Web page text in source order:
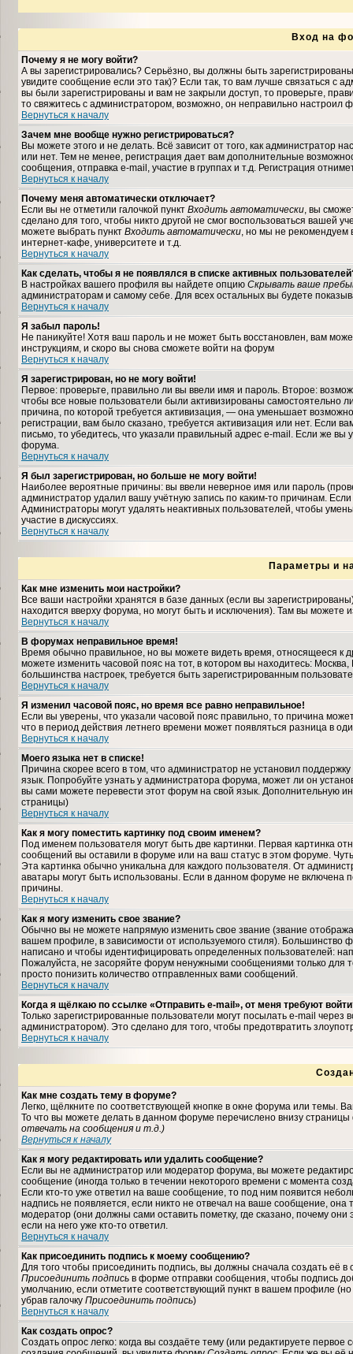
Вход на
Почему я не могу войти?
А вы зарегистрировались? Серьёзно, вы должны быть
увидите сообщение если это так)? Если так, то вам лучше связаться с
вы были зарегистрированы и вам не закрыли доступ, то проверьте,
то свяжитесь с администратором, возможно, он неправильно настроил
Вернуться к началу
Зачем мне вообще нужно регистрироваться?
Вы можете этого и не делать. Всё зависит от того, как
или нет. Тем не менее, регистрация дает вам дополнительные
сообщения, отправка e-mail, участие в группах и т.д. Регистрация
Вернуться к началу
Почему меня автоматически отключает?
Если вы не отметили галочкой пункт Входить автоматически, вы
сделано для того, чтобы никто другой не смог воспользоваться вашей
можете выбрать пункт Входить автоматически, но мы не рекомендуем
интернет-кафе, университете и т.д.
Вернуться к началу
Как сделать, чтобы я не появлялся в списке активных
В настройках вашего профиля вы найдете опцию Скрывать ваше
администраторам и самому себе. Для всех остальных вы будете
Вернуться к началу
Я забыл пароль!
Не паникуйте! Хотя ваш пароль и не может быть восстановлен, вам
инструкциям, и скоро вы снова сможете войти на форум
Вернуться к началу
Я зарегистрирован, но не могу войти!
Первое: проверьте, правильно ли вы ввели имя и пароль. Второе:
чтобы все новые пользователи были активизированы самостоятельно
причина, по которой требуется активизация, — она уменьшает
регистрации, вам было сказано, требуется активизация или нет. Если
письмо, то убедитесь, что указали правильный адрес e-mail. Если же
форума.
Вернуться к началу
Я был зарегистрирован, но больше не могу войти!
Наиболее вероятные причины: вы ввели неверное имя или пароль
администратор удалил вашу учётную запись по каким-то причинам.
Администраторы могут удалять неактивных пользователей, чтобы
участие в дискуссиях.
Вернуться к началу
Параметры и
Как мне изменить мои настройки?
Все ваши настройки хранятся в базе данных (если вы
находится вверху форума, но могут быть и исключения). Там вы можете
Вернуться к началу
В форумах неправильное время!
Время обычно правильное, но вы можете видеть время, относящееся к
можете изменить часовой пояс на тот, в котором вы находитесь:
большинства настроек, требуется быть зарегистрированным
Вернуться к началу
Я изменил часовой пояс, но время все равно неправильное!
Если вы уверены, что указали часовой пояс правильно, то причина
что в период действия летнего времени может появляться разница в
Вернуться к началу
Моего языка нет в списке!
Причина скорее всего в том, что администратор не установил
язык. Попробуйте узнать у администратора форума, может ли он
вы сами можете перевести этот форум на свой язык. Дополнительную
страницы)
Вернуться к началу
Как я могу поместить картинку под своим именем?
Под именем пользователя могут быть две картинки. Первая картинка
сообщений вы оставили в форуме или на ваш статус в этом форуме.
Эта картинка обычно уникальна для каждого пользователя. От
аватары могут быть использованы. Если в данном форуме не включена
причины.
Вернуться к началу
Как я могу изменить свое звание?
Обычно вы не можете напрямую изменить свое звание (звание
вашем профиле, в зависимости от используемого стиля). Большинство
написано и чтобы идентифицировать определенных пользователей:
Пожалуйста, не засоряйте форум ненужными сообщениями только для
просто понизить количество отправленных вами сообщений.
Вернуться к началу
Когда я щёлкаю по ссылке «Отправить e-mail», от меня требуют
Только зарегистрированные пользователи могут посылать e-mail
администратором). Это сделано для того, чтобы предотвратить
Вернуться к началу
Как мне создать тему в форуме?
Легко, щёлкните по соответствующей кнопке в окне форума или темы.
То что вы можете делать в данном форуме перечислено внизу
отвечать на сообщения и т.д.)
Вернуться к началу
Как я могу редактировать или удалить сообщение?
Если вы не администратор или модератор форума, вы можете
сообщение (иногда только в течении некоторого времени с момента
Если кто-то уже ответил на ваше сообщение, то под ним появится
надпись не появляется, если никто не отвечал на ваше сообщение,
модератор (они должны сами оставить пометку, где сказано, почему
если на него уже кто-то ответил.
Вернуться к началу
Как присоединить подпись к моему сообщению?
Для того чтобы присоединить подпись, вы должны сначала создать её
Присоединить подпись в форме отправки сообщения, чтобы подпись
умолчанию, если отметите соответствующий пункт в вашем профиле
убрав галочку Присоединить подпись)
Вернуться к началу
Как создать опрос?
Создать опрос легко: когда вы создаёте тему (или редактируете